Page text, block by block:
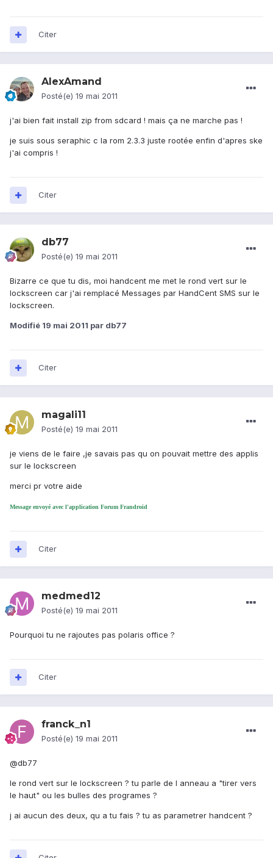
Citer
AlexAmand
Posté(e) 19 mai 2011
j'ai bien fait install zip from sdcard ! mais ça ne marche pas !
je suis sous seraphic c la rom 2.3.3 juste rootée enfin d'apres ske
j'ai compris !
Citer
db77
Posté(e) 19 mai 2011
Bizarre ce que tu dis, moi handcent me met le rond vert sur le
lockscreen car j'ai remplacé Messages par HandCent SMS sur le
lockscreen.
Modifié 19 mai 2011 par db77
Citer
magali11
Posté(e) 19 mai 2011
je viens de le faire ,je savais pas qu on pouvait mettre des applis
sur le lockscreen
merci pr votre aide
Message envoyé avec l'application Forum Frandroid
Citer
medmed12
Posté(e) 19 mai 2011
Pourquoi tu ne rajoutes pas polaris office ?
Citer
franck_n1
Posté(e) 19 mai 2011
@db77
le rond vert sur le lockscreen ? tu parle de l anneau a "tirer vers
le haut" ou les bulles des programes ?
j ai aucun des deux, qu a tu fais ? tu as parametrer handcent ?